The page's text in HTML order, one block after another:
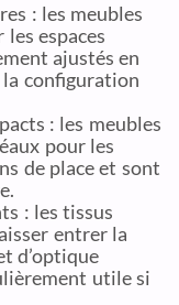
: les meubles
espaces
ajustés en
configuration
: les meubles
pour les
de place et sont
: les tissus
entrer la
d’optique
utile si